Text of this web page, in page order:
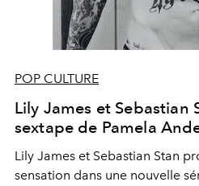
POP CULTURE
Lily James et Sebastian
sextape de Pamela
Lily James et Sebastian Stan
sensation dans une nouvelle